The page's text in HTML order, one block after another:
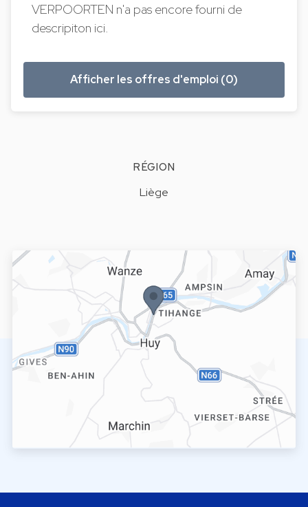
VERPOORTEN n'a pas encore fourni de
descripiton ici.
Afficher les offres d'emploi (0)
RÉGION
Liège